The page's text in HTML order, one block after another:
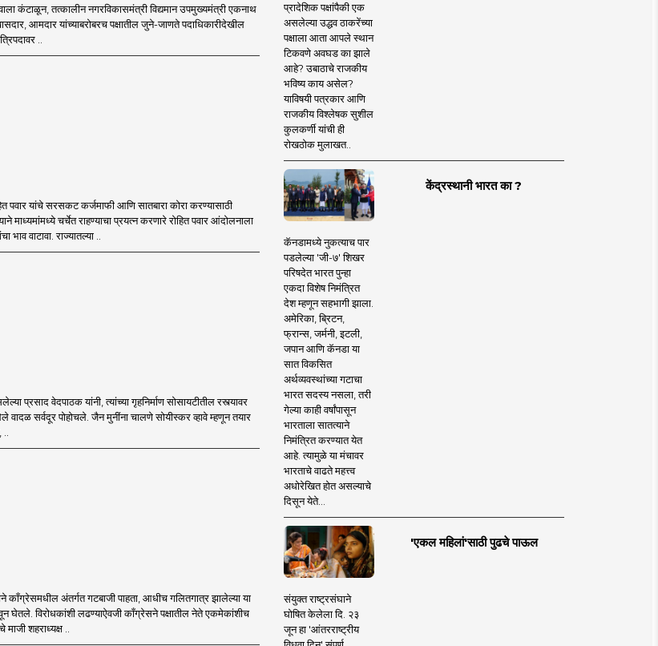
कंटाळून, तत्कालीन नगरविकासमंत्री विद्यमान उपमुख्यमंत्री एकनाथ
आमदार यांच्याबरोबरच पक्षातील जुने-जाणते पदाधिकारीदेखील
..
पवार यांचे सरसकट कर्जमाफी आणि सातबारा कोरा करण्यासाठी
चर्चेत राहण्याचा प्रयत्न करणारे रोहित पवार आंदोलनाला
वाटावा. राज्यातल्या ..
प्रसाद वेदपाठक यांनी, त्यांच्या गृहनिर्माण सोसायटीतील रस्त्यावर
वादळ सर्वदूर पोहोचले. जैन मुनींना चालणे सोयीस्कर व्हावे म्हणून तयार
काँग्रेसमधील अंतर्गत गटबाजी पाहता, आधीच गलितगात्र झालेल्या या
घेतले. विरोधकांशी लढण्याऐवजी काँग्रेसने पक्षातील नेते एकमेकांशीच
शहराध्यक्ष ..
प्रादेशिक पक्षांपैकी एक
असलेल्या उद्धव ठाकरेंच्या
पक्षाला आता आपले स्थान
टिकवणे अवघड का झाले
आहे? उबाठाचे राजकीय
भविष्य काय असेल?
याविषयी पत्रकार आणि
राजकीय विश्लेषक सुशील
कुलकर्णी यांची ही
रोखठोक मुलाखत..
केंद्रस्थानी भारत का ?
कॅनडामध्ये नुकत्याच पार
पडलेल्या 'जी-७' शिखर
परिषदेत भारत पुन्हा
एकदा विशेष निमंत्रित
देश म्हणून सहभागी झाला.
अमेरिका, ब्रिटन,
फ्रान्स, जर्मनी, इटली,
जपान आणि कॅनडा या
सात विकसित
अर्थव्यवस्थांच्या गटाचा
भारत सदस्य नसला, तरी
गेल्या काही वर्षांपासून
भारताला सातत्याने
निमंत्रित करण्यात येत
आहे. त्यामुळे या मंचावर
भारताचे वाढते महत्त्व
अधोरेखित होत असल्याचे
दिसून येते...
'एकल महिलां'साठी पुढचे पाऊल
संयुक्त राष्ट्रसंघाने
घोषित केलेला दि. २३
जून हा 'आंतरराष्ट्रीय